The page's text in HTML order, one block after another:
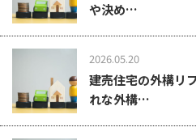
や決め…
2026.05.20
建売住宅の外構リ
れな外構…